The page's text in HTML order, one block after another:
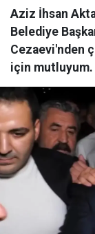
Aziz İhsan
Belediye
Cezaevi'nden
için mutluyum.